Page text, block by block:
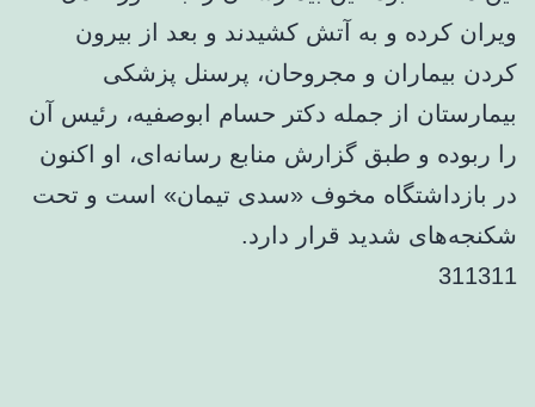
ویران کرده و به آتش کشیدند و بعد از بیرون
کردن بیماران و مجروحان، پرسنل پزشکی
بیمارستان از جمله دکتر حسام ابوصفیه، رئیس آن
را ربوده و طبق گزارش منابع رسانه‌ای، او اکنون
در بازداشتگاه مخوف «سدی تیمان» است و تحت
شکنجه‌های شدید قرار دارد.
311311